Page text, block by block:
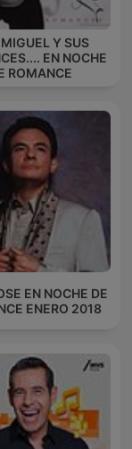
Y SUS
EN NOCHE
ROMANCE
EN NOCHE DE
ENERO 2018